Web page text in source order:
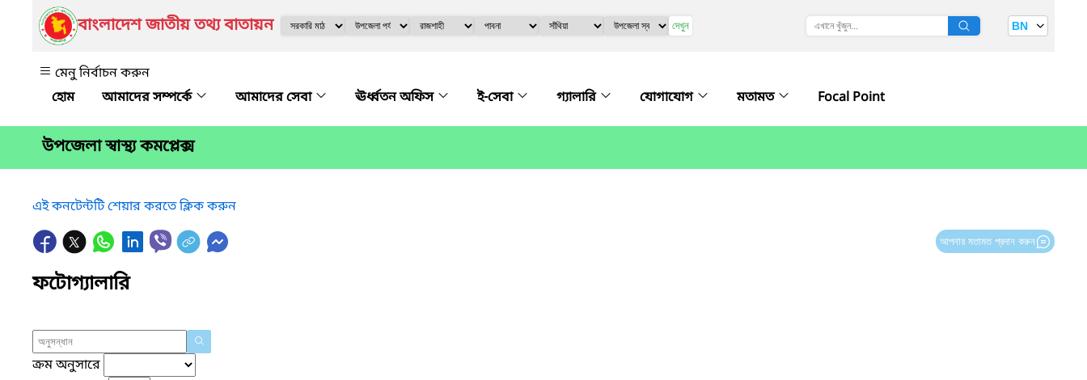
বাংলাদেশ জাতীয় তথ্য বাতায়ন দেখুন BN
মেনু নির্বাচন করুন
আমাদের সম্পর্কে
আমাদের সেবা ঊর্ধ্বতন অফিস ই-সেবা গ্যালারি যোগাযোগ মতামত Focal Point
উপজেলা স্বাস্থ্য কমপ্লেক্স
এই কনটেন্টটি শেয়ার করতে ক্লিক করুন
আপনার মতামত প্রদান করুন
ফটোগ্যালারি
ক্রম অনুসারে